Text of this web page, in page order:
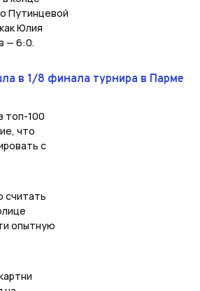
Путинцевой
Юлия
— 6:0.
в 1/8 финала турнира в Парме
топ-100
что
с
считать
опытную